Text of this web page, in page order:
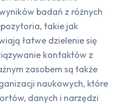
badań z różnych
takie jak
łatwe dzielenie się
kontaktów z
zasobem są także
naukowych, które
danych i narzędzi